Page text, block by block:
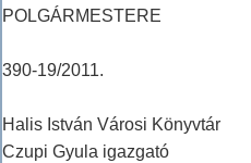
POLGÁRMESTERE
390-19/2011.
Halis István Városi Könyvtár
Czupi Gyula igazgató